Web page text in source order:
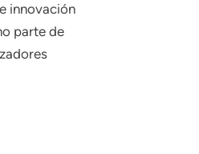
innovación
parte de